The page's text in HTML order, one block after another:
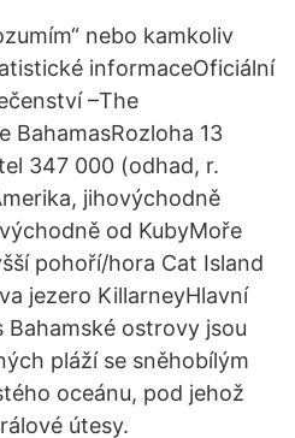
nebo kamkoliv
informaceOficiální
–The
BahamasRozloha 13
347 000 (odhad, r.
jihovýchodně
od KubyMoře
pohoří/hora Cat Island
jezero KillarneyHlavní
ostrovy jsou
pláží se sněhobílým
oceánu, pod jehož
útesy.